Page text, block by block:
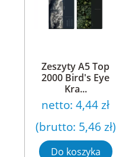
Zeszyty A5 Top
2000 Bird's Eye
Kra...
netto: 4,44 zł
(brutto: 5,46 zł)
Do koszyka